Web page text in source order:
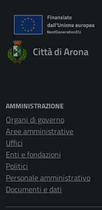
Città di Arona
AMMINISTRAZIONE
Organi di governo
Aree amministrative
Uffici
Enti e fondazioni
Politici
Personale amministrativo
Documenti e dati